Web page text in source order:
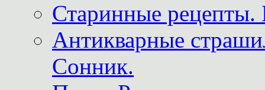
Старинные рецепты.
Антикварные
Сонник.